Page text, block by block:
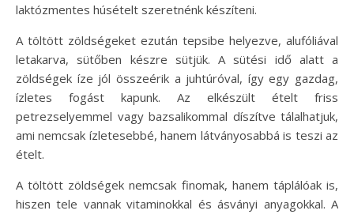
laktózmentes húsételt szeretnénk készíteni.
A töltött zöldségeket ezután tepsibe helyezve, alufóliával
letakarva, sütőben készre sütjük. A sütési idő alatt a
zöldségek íze jól összeérik a juhtúróval, így egy gazdag,
ízletes fogást kapunk. Az elkészült ételt friss
petrezselyemmel vagy bazsalikommal díszítve tálalhatjuk,
ami nemcsak ízletesebbé, hanem látványosabbá is teszi az
ételt.
A töltött zöldségek nemcsak finomak, hanem táplálóak is,
hiszen tele vannak vitaminokkal és ásványi anyagokkal. A